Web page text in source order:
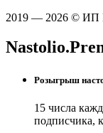
2019 — 2026 © ИП
Розыгрыш
15 числа
подписчика,